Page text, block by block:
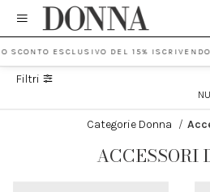
SCONTO ESCLUSIVO DEL 15%
Filtri
Categorie Donna /
ACCESSORI